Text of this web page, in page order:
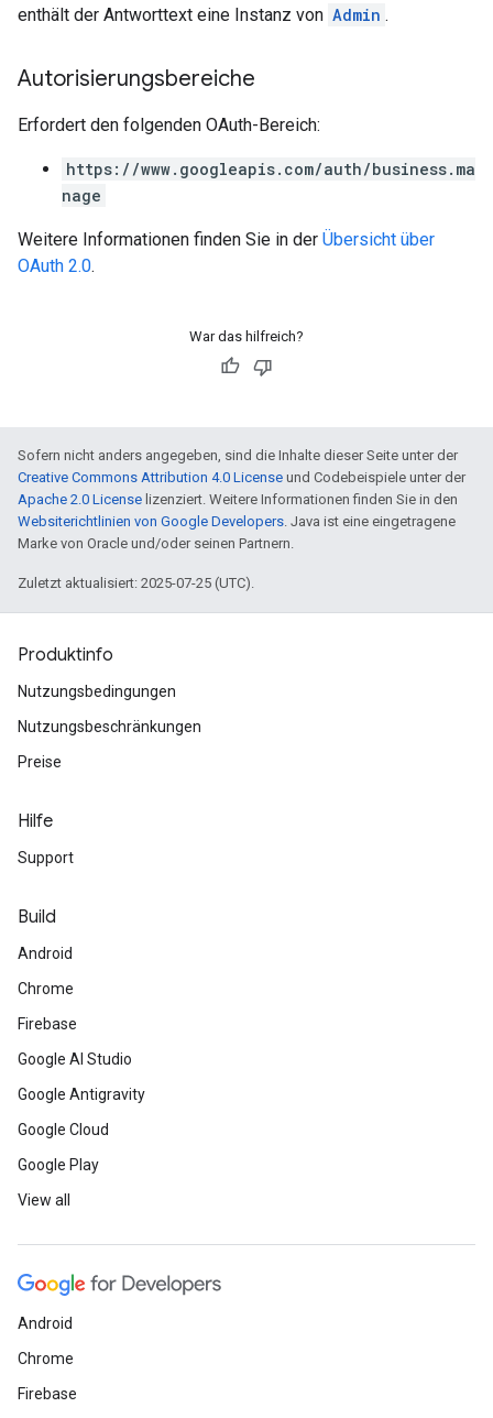
enthält der Antworttext eine Instanz von Admin .
Autorisierungsbereiche
Erfordert den folgenden OAuth-Bereich:
https://www.googleapis.com/auth/business.ma
nage
Weitere Informationen finden Sie in der Übersicht über
OAuth 2.0.
War das hilfreich?
Sofern nicht anders angegeben, sind die Inhalte dieser Seite unter der
Creative Commons Attribution 4.0 License und Codebeispiele unter der
Apache 2.0 License lizenziert. Weitere Informationen finden Sie in den
Websiterichtlinien von Google Developers. Java ist eine eingetragene
Marke von Oracle und/oder seinen Partnern.
Zuletzt aktualisiert: 2025-07-25 (UTC).
Produktinfo
Nutzungsbedingungen
Nutzungsbeschränkungen
Preise
Hilfe
Support
Build
Android
Chrome
Firebase
Google AI Studio
Google Antigravity
Google Cloud
Google Play
View all
Android
Chrome
Firebase